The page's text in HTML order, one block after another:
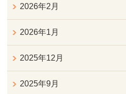
2026年2月
2026年1月
2025年12月
2025年9月